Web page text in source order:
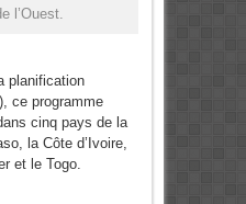
l’Ouest.
planification
ce programme
cinq pays de la
la Côte d’Ivoire,
et le Togo.